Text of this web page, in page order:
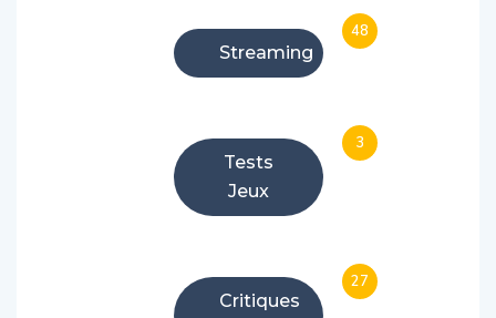
Streaming
48
Tests
Jeux
3
Critiques
27